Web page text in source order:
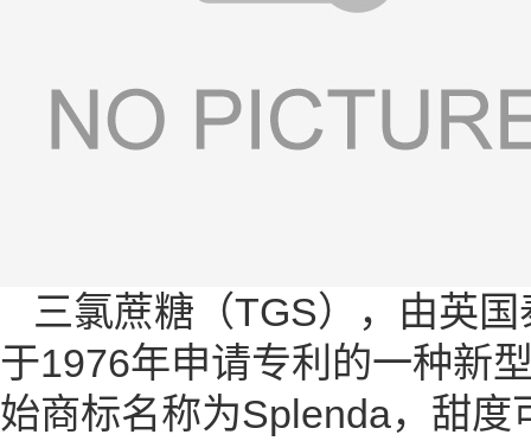
三氯蔗糖（TGS），由英
于1976年申请专利的一种新
始商标名称为Splenda，甜